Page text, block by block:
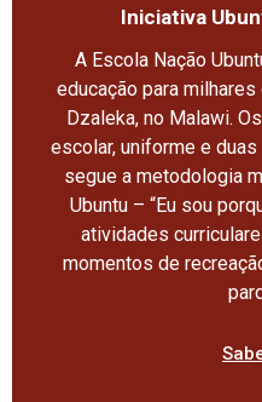
Iniciativa
A Escola Nação
educação para
Dzaleka, no Malawi.
escolar, uniforme e
segue a metodologia
Ubuntu – “Eu sou
atividades
momentos de